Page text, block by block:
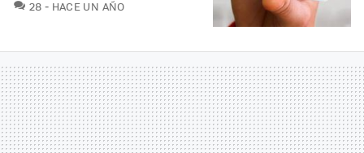
28 COMENTARIOS
HACE UN AÑO